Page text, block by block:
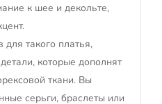
к шее и декольте,
такого платья,
которые дополнят
ткани. Вы
серьги, браслеты или